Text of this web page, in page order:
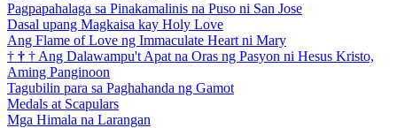
Pagpapahalaga sa Pinakamalinis na Puso ni San Jose
Dasal upang Magkaisa kay Holy Love
Ang Flame of Love ng Immaculate Heart ni Mary
† † † Ang Dalawampu't Apat na Oras ng Pasyon ni Hesus Kristo,
Aming Panginoon
Tagubilin para sa Paghahanda ng Gamot
Medals at Scapulars
Mga Himala na Larangan